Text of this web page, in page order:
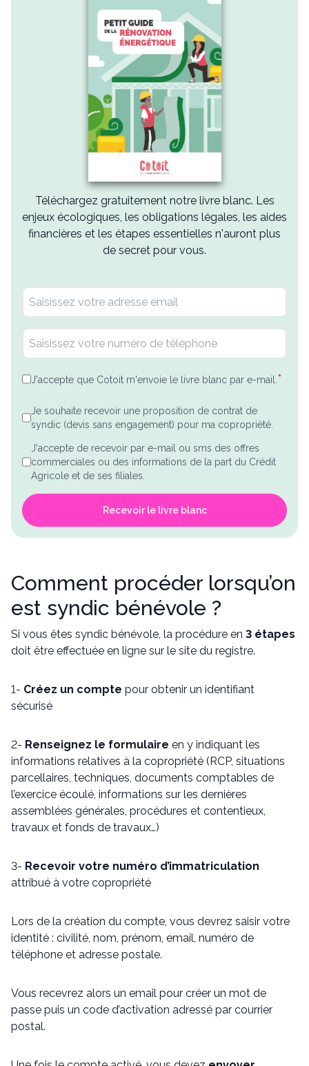
Téléchargez gratuitement notre livre blanc. Les
enjeux écologiques, les obligations légales, les aides
financières et les étapes essentielles n'auront plus
de secret pour vous.
J'accepte que Cotoit m'envoie le livre blanc par e-mail. *
Je souhaite recevoir une proposition de contrat de
syndic (devis sans engagement) pour ma copropriété.
J'accepte de recevoir par e-mail ou sms des offres
commerciales ou des informations de la part du Crédit
Agricole et de ses filiales.
Recevoir le livre blanc
Comment procéder lorsqu’on
est syndic bénévole ?
Si vous êtes syndic bénévole, la procédure en 3 étapes
doit être effectuée en ligne sur le site du registre.
1- Créez un compte pour obtenir un identifiant
sécurisé
2- Renseignez le formulaire en y indiquant les
informations relatives à la copropriété (RCP, situations
parcellaires, techniques, documents comptables de
l’exercice écoulé, informations sur les dernières
assemblées générales, procédures et contentieux,
travaux et fonds de travaux…)
3- Recevoir votre numéro d’immatriculation
attribué à votre copropriété
Lors de la création du compte, vous devrez saisir votre
identité : civilité, nom, prénom, email, numéro de
téléphone et adresse postale.
Vous recevrez alors un email pour créer un mot de
passe puis un code d’activation adressé par courrier
postal.